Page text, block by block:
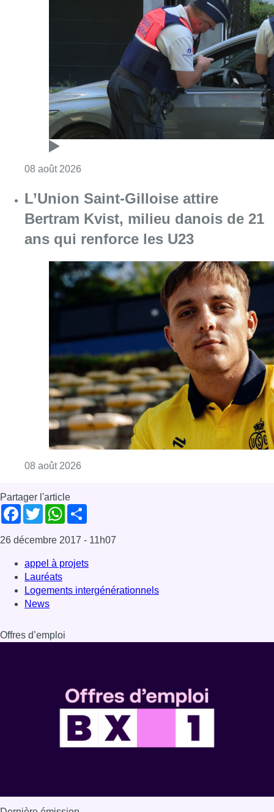
08 août 2026
L’Union Saint-Gilloise attire
Bertram Kvist, milieu danois de 21
ans qui renforce les U23
08 août 2026
Partager l'article
Facebook
TwitterWhatsApp
26 décembre 2017 - 11h07
appel à projets
Lauréats
Logements intergénérationnels
News
Offres d’emploi